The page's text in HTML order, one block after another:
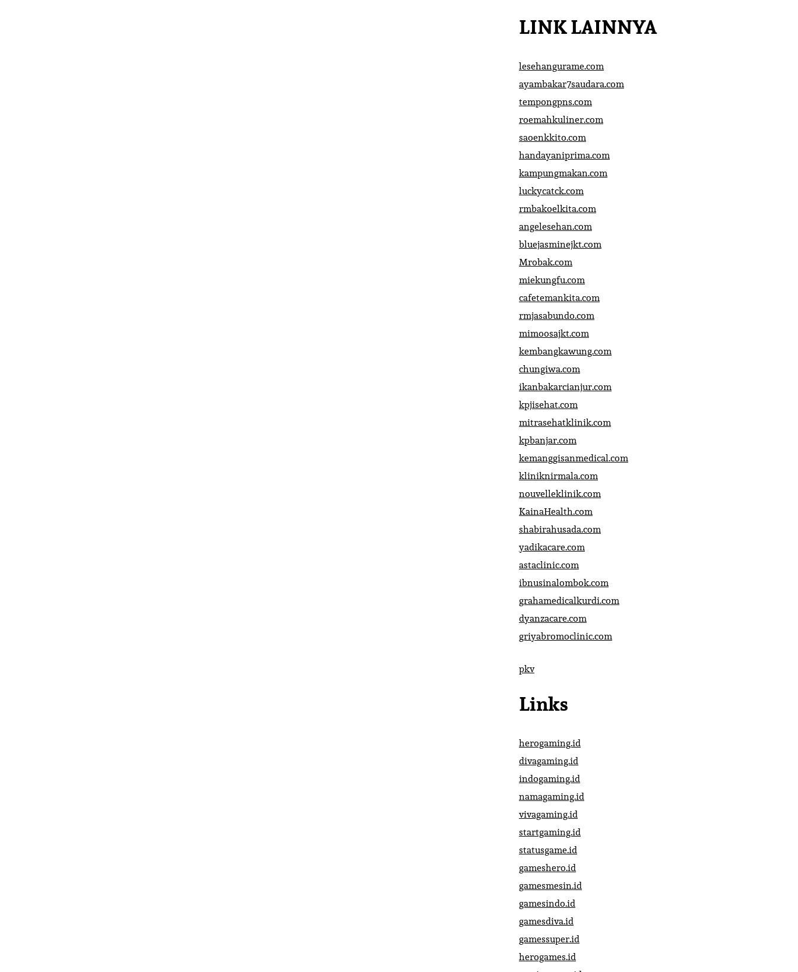
LINK LAINNYA
lesehangurame.com
ayambakar7saudara.com
tempongpns.com
roemahkuliner.com
saoenkkito.com
handayaniprima.com
kampungmakan.com
luckycatck.com
rmbakoelkita.com
angelesehan.com
bluejasminejkt.com
Mrobak.com
miekungfu.com
cafetemankita.com
rmjasabundo.com
mimoosajkt.com
kembangkawung.com
chungiwa.com
ikanbakarcianjur.com
kpjisehat.com
mitrasehatklinik.com
kpbanjar.com
kemanggisanmedical.com
kliniknirmala.com
nouvelleklinik.com
KainaHealth.com
shabirahusada.com
yadikacare.com
astaclinic.com
ibnusinalombok.com
grahamedicalkurdi.com
dyanzacare.com
griyabromoclinic.com
pkv
Links
herogaming.id
divagaming.id
indogaming.id
namagaming.id
vivagaming.id
startgaming.id
statusgame.id
gameshero.id
gamesmesin.id
gamesindo.id
gamesdiva.id
gamessuper.id
herogames.id